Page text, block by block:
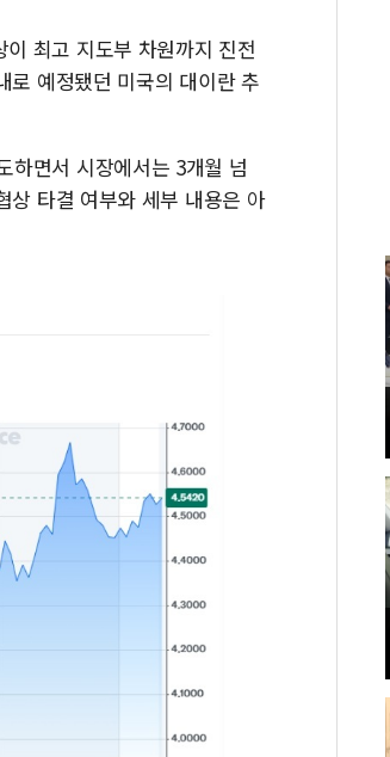
최고 지도부 차원까지 진전
로 예정됐던 미국의 대이란 추
하면서 시장에서는 3개월 넘
상 타결 여부와 세부 내용은 아